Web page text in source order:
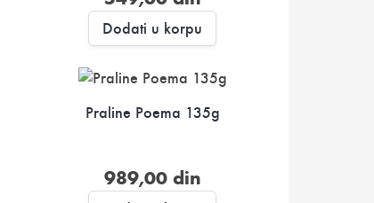
Dodati u korpu
Praline Poema 135g
989,00 din